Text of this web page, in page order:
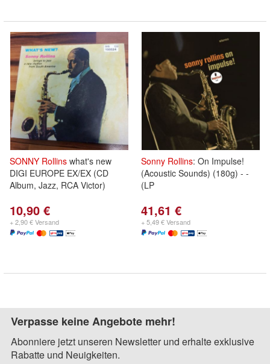
SONNY Rollins what's new
DIGI EUROPE EX/EX (CD
Album, Jazz, RCA Victor)
10,90 €
+ 2,90 € Versand
Sonny Rollins: On Impulse!
(Acoustic Sounds) (180g) - -
(LP
41,61 €
+ 5,49 € Versand
Verpasse keine Angebote mehr!
Abonniere jetzt unseren Newsletter und erhalte exklusive
Rabatte und Neuigkeiten.